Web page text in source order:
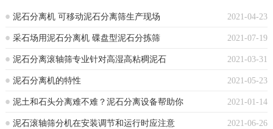
2021-04-23
泥石分离机 可移动泥石分离筛生产现场
2021-07-19
采石场用泥石分离机 碟盘型泥石分拣筛
2021-03-31
泥石分离滚轴筛专业针对高湿高粘稠泥石
2021-05-23
泥石分离机的特性
2021-01-14
泥土和石头分离难不难？泥石分离设备帮助你
2021-06-26
泥石滚轴筛分机在安装调节和运行时应注意